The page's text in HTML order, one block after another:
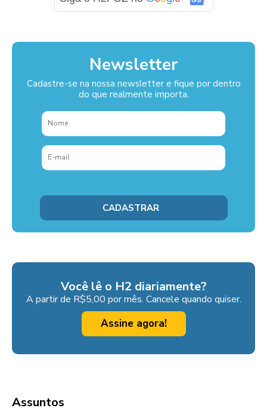
Newsletter
Cadastre-se na nossa newsletter e fique por dentro
do que realmente importa.
Você lê o H2 diariamente?
A partir de R$5,00 por mês. Cancele quando quiser.
Assine agora!
Assuntos